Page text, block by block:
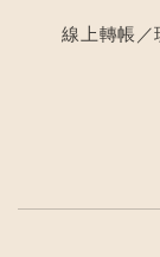
線上轉帳／